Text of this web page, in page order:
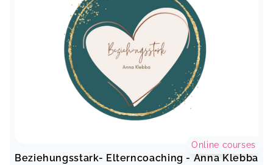
Beziehungsstark- Elterncoaching - Anna Klebba
Online courses